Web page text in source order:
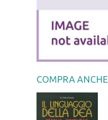
COMPRA ANCHE